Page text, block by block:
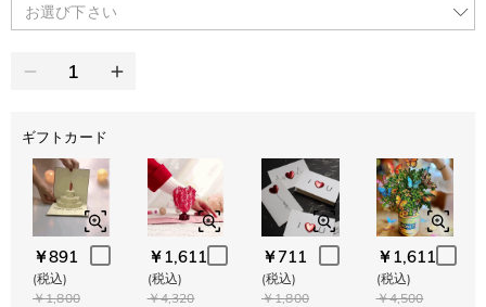
お選び下さい
ギフトカード
￥891
(税込)
￥1,800
￥1,611
(税込)
￥4,320
￥711
(税込)
￥1,800
￥1,611
(税込)
￥4,500